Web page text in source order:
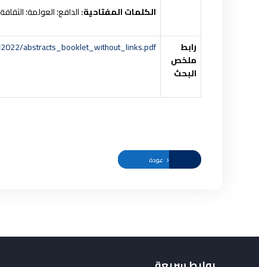
الكلمات المفتاحية:الدافع؛ العولمة؛
رابط
ملخص
البحث
abstracts_booklet_without_links.pdf
عودة